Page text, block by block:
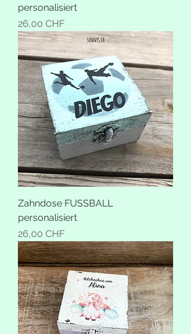
personalisiert
Preis
26,00 CHF
Zahndose FUSSBALL
personalisiert
Preis
26,00 CHF